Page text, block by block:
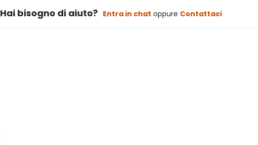
Hai bisogno di aiuto? Entra in chat oppure Contattaci